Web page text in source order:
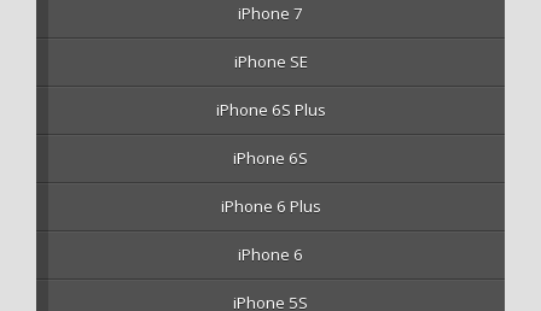
iPhone 7
iPhone SE
iPhone 6S Plus
iPhone 6S
iPhone 6 Plus
iPhone 6
iPhone 5S